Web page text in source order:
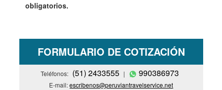
obligatorios.
FORMULARIO DE COTIZACIÓN
Teléfonos: (51) 2433555 | 990386973
E-mail:escribenos@peruviantravelservice.net